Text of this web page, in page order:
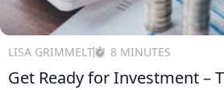
LISA GRIMMELT 8 MINUTES
Get Ready for Investment –